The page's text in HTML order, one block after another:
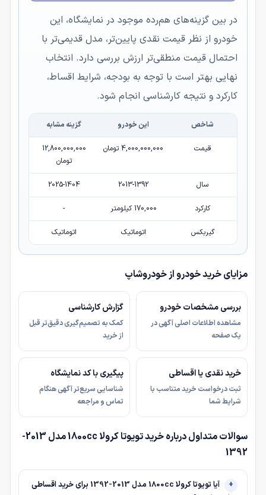
در بین گزینه‌های هم‌رده موجود در نمایشگاه، این
خودرو از نظر قیمت نقدی پایین‌تر، مدل قدیمی‌تر با
احتمال قیمت منطقی‌تر ارزش بررسی دارد. انتخاب
نهایی بهتر است با توجه به بودجه، شرایط اقساط،
کارکرد و نتیجه کارشناسی انجام شود.
شاخص این خودرو گزینه مشابه
قیمت 4,000,000,000 تومان
12,800,000,000
تومان
سال 2013-1392
2025-1404
کارکرد 170,000 کیلومتر -
گیربکس اتوماتیک اتوماتیک
مزایای خرید خودرو از خودروشاپ
بررسی مشخصات خودرو
مشاهده اطلاعات اصلی آگهی در
یک صفحه
گزارش کارشناسی
کمک به تصمیم‌گیری دقیق‌تر قبل
از خرید
خرید نقدی یا اقساطی
ثبت درخواست خرید متناسب با
شرایط شما
پیگیری با کد نمایشگاه
شناسایی سریع‌تر آگهی هنگام
تماس و مراجعه
سوالات متداول درباره خرید تویوتا کرولا 1800cc مدل 2013-
1392
آیا تویوتا کرولا 1800cc مدل 2013-1392 برای خرید اقساطی